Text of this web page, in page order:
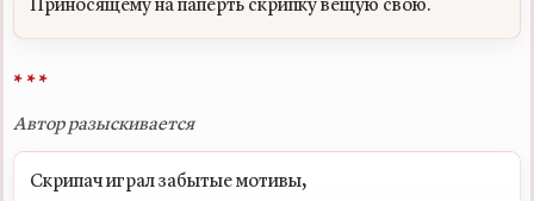
* * *
Автор разыскивается
Скрипач играл забытые мотивы,